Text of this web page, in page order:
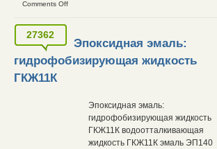
Comments Off
27362
Эпоксидная эмаль:
гидрофобизирующая жидкость
ГКЖ11К
Эпоксидная эмаль:
гидрофобизирующая жидкость
ГКЖ11К водоотталкивающая
жидкость ГКЖ11К эмаль ЭП140